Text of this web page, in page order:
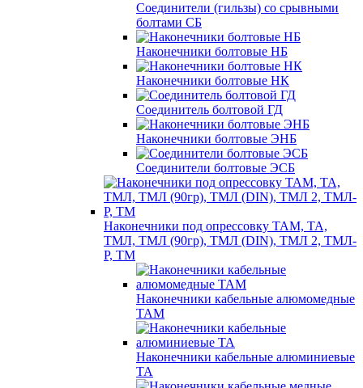
Соединители (гильзы) со срывными
болтами СБ
Наконечники болтовые НБ
Наконечники болтовые НК
Соединитель болтовой ГД
Наконечники болтовые ЭНБ
Соединители болтовые ЭСБ
Наконечники под опрессовку ТАМ, ТА,
ТМЛ, ТМЛ (90гр), ТМЛ (DIN), ТМЛ 2, ТМЛ-
Р, ТМ
Наконечники кабельные алюмомедные
ТАМ
Наконечники кабельные алюминиевые
ТА